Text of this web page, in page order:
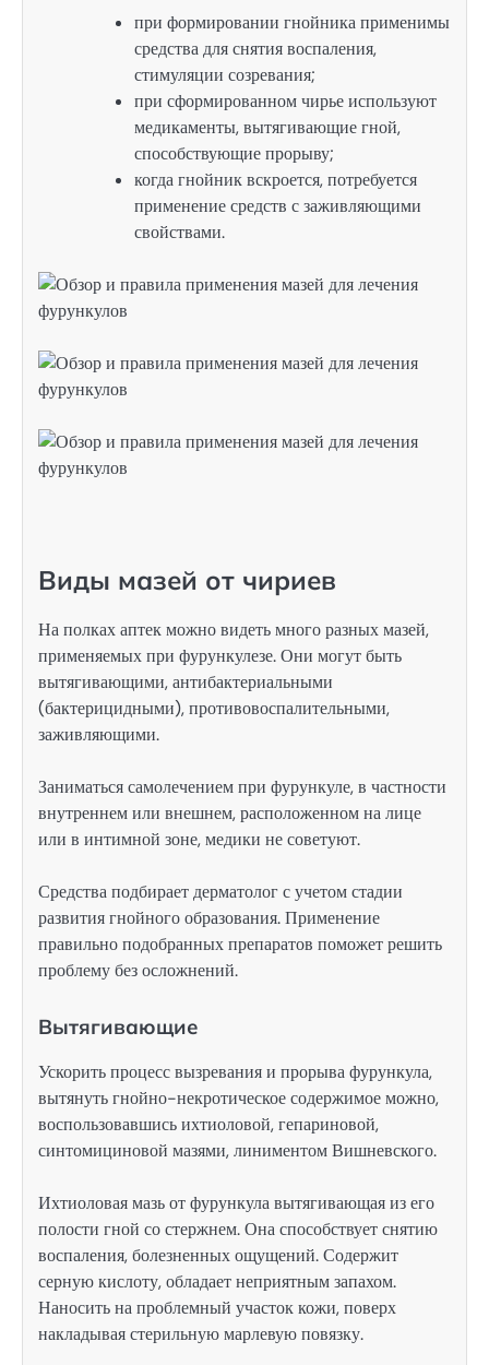
при формировании гнойника применимы
средства для снятия воспаления,
стимуляции созревания;
при сформированном чирье используют
медикаменты, вытягивающие гной,
способствующие прорыву;
когда гнойник вскроется, потребуется
применение средств с заживляющими
свойствами.
Виды мазей от чириев
На полках аптек можно видеть много разных мазей,
применяемых при фурункулезе. Они могут быть
вытягивающими, антибактериальными
(бактерицидными), противовоспалительными,
заживляющими.
Заниматься самолечением при фурункуле, в частности
внутреннем или внешнем, расположенном на лице
или в интимной зоне, медики не советуют.
Средства подбирает дерматолог с учетом стадии
развития гнойного образования. Применение
правильно подобранных препаратов поможет решить
проблему без осложнений.
Вытягивающие
Ускорить процесс вызревания и прорыва фурункула,
вытянуть гнойно-некротическое содержимое можно,
воспользовавшись ихтиоловой, гепариновой,
синтомициновой мазями, линиментом Вишневского.
Ихтиоловая мазь от фурункула вытягивающая из его
полости гной со стержнем. Она способствует снятию
воспаления, болезненных ощущений. Содержит
серную кислоту, обладает неприятным запахом.
Наносить на проблемный участок кожи, поверх
накладывая стерильную марлевую повязку.